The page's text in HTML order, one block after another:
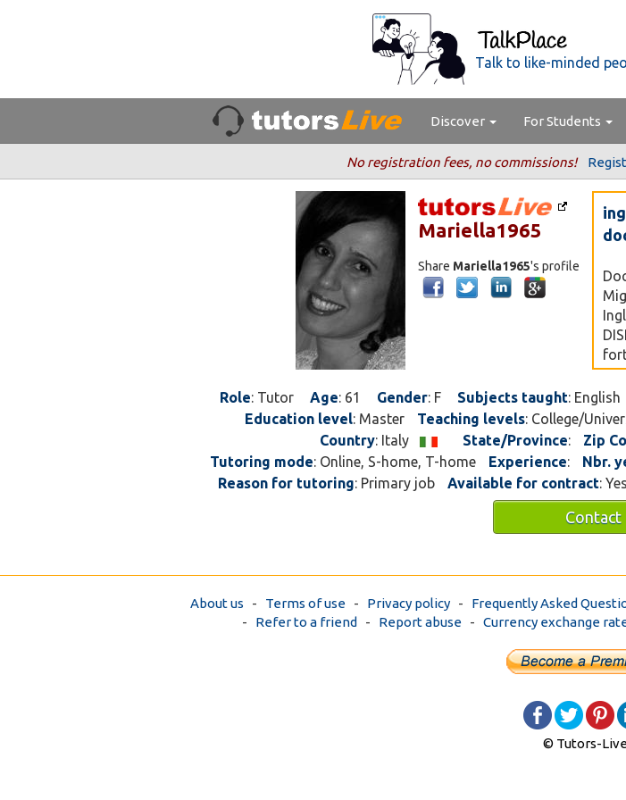
Talk to like-minded
Discover For Students
No registration fees, no commissions!
Mariella1965
Share Mariella1965's profile
...
Role: Tutor Age: 61 Gender: F Subjects taught: English
Education level: Master Teaching levels: College/
Country: Italy State/Province: Zip
Tutoring mode: Online, S-home, T-home Experience: Nbr.
Reason for tutoring: Primary job Available for contract: Yes
Contact
About us - Terms of use - Privacy policy - Frequently Asked
- Refer to a friend - Report abuse - Currency exchange
© Tutors-